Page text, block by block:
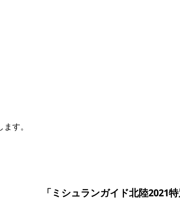
す。
「ミシュランガイド北陸2021